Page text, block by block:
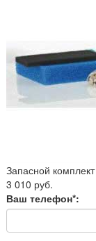
Запасной
3 010 руб.
Ваш телефон*: